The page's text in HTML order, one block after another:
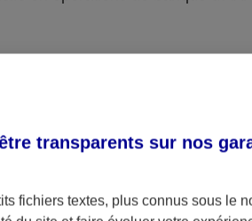
transparents sur nos
fichiers textes, plus connus sous le